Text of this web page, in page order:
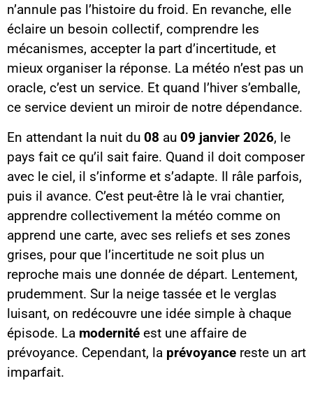
n’annule pas l’histoire du froid. En revanche, elle
éclaire un besoin collectif, comprendre les
mécanismes, accepter la part d’incertitude, et
mieux organiser la réponse. La météo n’est pas un
oracle, c’est un service. Et quand l’hiver s’emballe,
ce service devient un miroir de notre dépendance.
En attendant la nuit du 08 au 09 janvier 2026, le
pays fait ce qu’il sait faire. Quand il doit composer
avec le ciel, il s’informe et s’adapte. Il râle parfois,
puis il avance. C’est peut-être là le vrai chantier,
apprendre collectivement la météo comme on
apprend une carte, avec ses reliefs et ses zones
grises, pour que l’incertitude ne soit plus un
reproche mais une donnée de départ. Lentement,
prudemment. Sur la neige tassée et le verglas
luisant, on redécouvre une idée simple à chaque
épisode. La modernité est une affaire de
prévoyance. Cependant, la prévoyance reste un art
imparfait.
Contenu YouTube